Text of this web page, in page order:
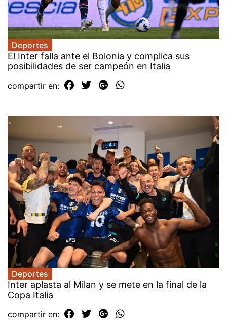
Deportes
El Inter falla ante el Bolonia y complica sus
posibilidades de ser campeón en Italia
compartir en:
Deportes
Inter aplasta al Milan y se mete en la final de la
Copa Italia
compartir en: